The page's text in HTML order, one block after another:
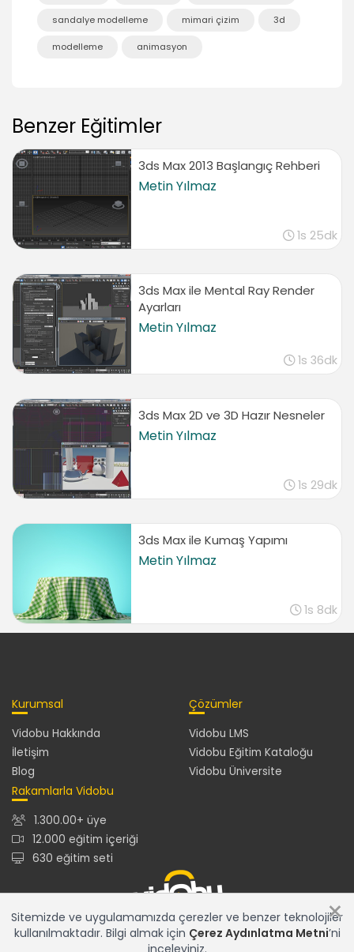
sandalye modelleme mimari çizim 3d
modelleme animasyon
Benzer Eğitimler
3ds Max 2013 Başlangıç Rehberi
Metin Yılmaz
1s 25dk
3ds Max ile Mental Ray Render
Ayarları
Metin Yılmaz
1s 36dk
3ds Max 2D ve 3D Hazır Nesneler
Metin Yılmaz
1s 29dk
3ds Max ile Kumaş Yapımı
Metin Yılmaz
1s 8dk
Kurumsal
Vidobu Hakkında
İletişim
Blog
Çözümler
Vidobu LMS
Vidobu Eğitim Kataloğu
Vidobu Üniversite
Rakamlarla Vidobu
1.300.00+ üye
12.000 eğitim içeriği
630 eğitim seti
12.000+ eğitim içeriğiyle en güncel ve en zengin eğitim
×
Sitemizde ve uygulamamızda çerezler ve benzer teknolojiler
kullanılmaktadır. Bilgi almak için Çerez Aydınlatma Metni’ni
inceleyiniz.